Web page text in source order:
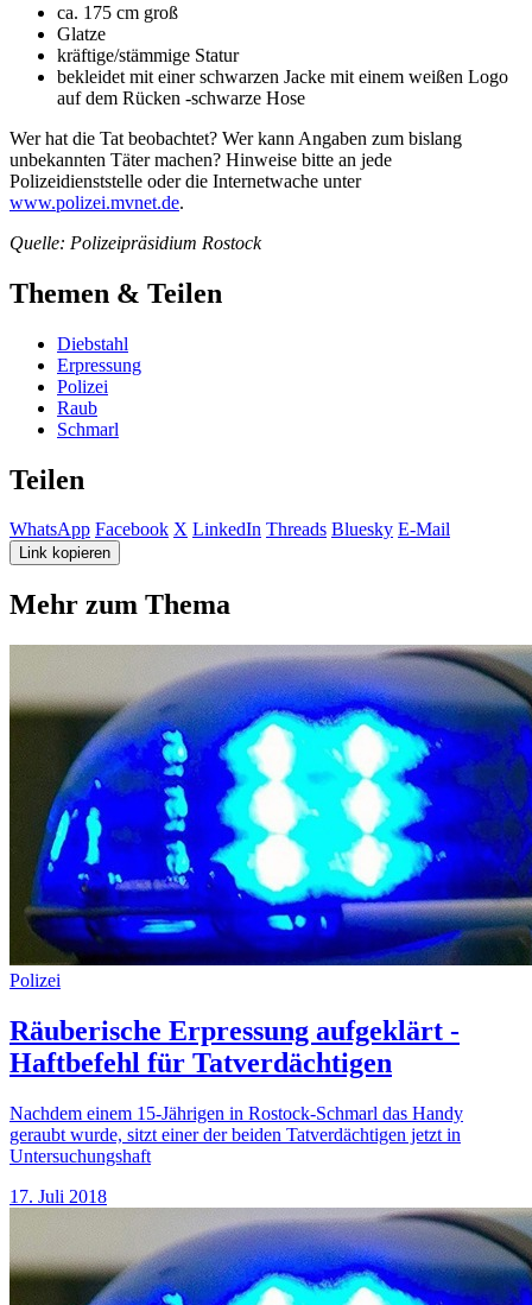
ca. 175 cm groß
Glatze
kräftige/stämmige Statur
bekleidet mit einer schwarzen Jacke mit einem weißen Logo
auf dem Rücken -schwarze Hose
Wer hat die Tat beobachtet? Wer kann Angaben zum bislang
unbekannten Täter machen? Hinweise bitte an jede
Polizeidienststelle oder die Internetwache unter
www.polizei.mvnet.de.
Quelle: Polizeipräsidium Rostock
Themen & Teilen
Diebstahl
Erpressung
Polizei
Raub
Schmarl
Teilen
WhatsApp Facebook X LinkedIn Threads Bluesky E-Mail
Link kopieren
Mehr zum Thema
Polizei
Räuberische Erpressung aufgeklärt -
Haftbefehl für Tatverdächtigen
Nachdem einem 15-Jährigen in Rostock-Schmarl das Handy
geraubt wurde, sitzt einer der beiden Tatverdächtigen jetzt in
Untersuchungshaft
17. Juli 2018